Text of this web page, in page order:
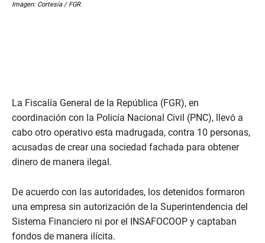
Imagen: Cortesía / FGR.
La Fiscalía General de la República (FGR), en
coordinación con la Policía Nacional Civil (PNC), llevó a
cabo otro operativo esta madrugada, contra 10 personas,
acusadas de crear una sociedad fachada para obtener
dinero de manera ilegal.
De acuerdo con las autoridades, los detenidos formaron
una empresa sin autorización de la Superintendencia del
Sistema Financiero ni por el INSAFOCOOP y captaban
fondos de manera ilícita.